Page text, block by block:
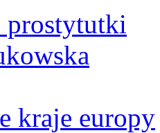
prostytutki
kraje europy